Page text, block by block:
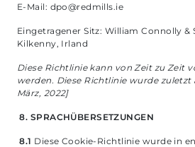
E-Mail: dpo@redmills.ie
Eingetragener Sitz: William Connolly &
Kilkenny, Irland
Diese Richtlinie kann von Zeit zu Zeit
werden. Diese Richtlinie wurde
März, 2022]
8. SPRACHÜBERSETZUNGEN
8.1 Diese Cookie-Richtlinie wurde in